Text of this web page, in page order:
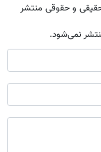
و حقوقی منتشر
نمی‌شود.